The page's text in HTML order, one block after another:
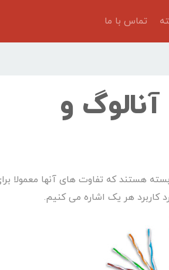
تماس با ما
و
هستند که تفاوت های آنها معمولا
هر یک اشاره می کنیم.